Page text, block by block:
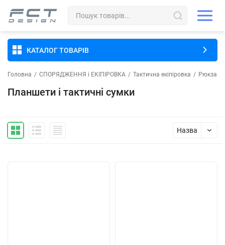
КАТАЛОГ ТОВАРІВ
Головна / СПОРЯДЖЕННЯ і ЕКІПІРОВКА / Тактична екіпіровка / Рюкзаки,
Планшети і тактичні сумки
Назва